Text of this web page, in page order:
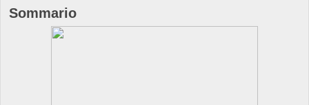
Sommario